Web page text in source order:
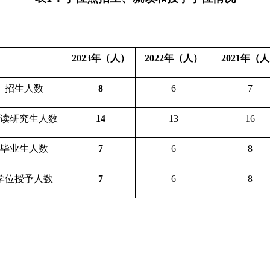
2023年（人） 2022年（人） 2021年（
招生人数 8 6 7
研究生人数 14 13 16
毕业生人数 7 6 8
位授予人数 7 6 8